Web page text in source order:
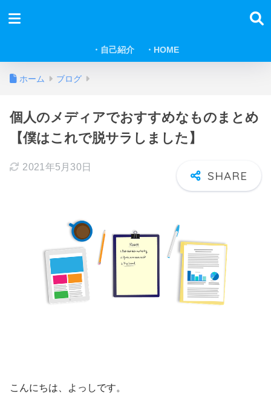
・自己紹介 ・HOME
ホーム ブログ
個人のメディアでおすすめなものまとめ
【僕はこれで脱サラしました】
2021年5月30日
こんにちは、よっしです。